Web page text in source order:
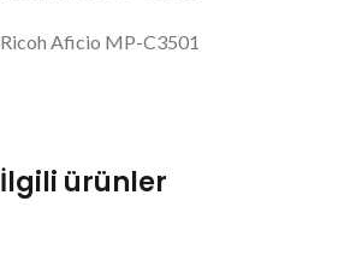
Ricoh Aficio MP-C3501
İlgili ürünler